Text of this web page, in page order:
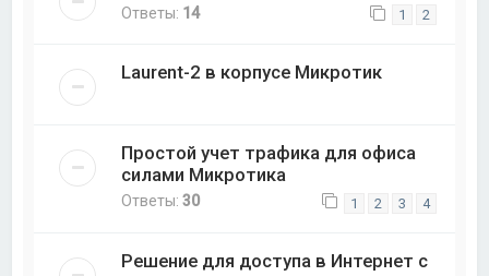
Ответы: 14 1 2
Laurent-2 в корпусе Микротик
Простой учет трафика для офиса
силами Микротика
Ответы:30 1 2 3 4
Решение для доступа в Интернет с